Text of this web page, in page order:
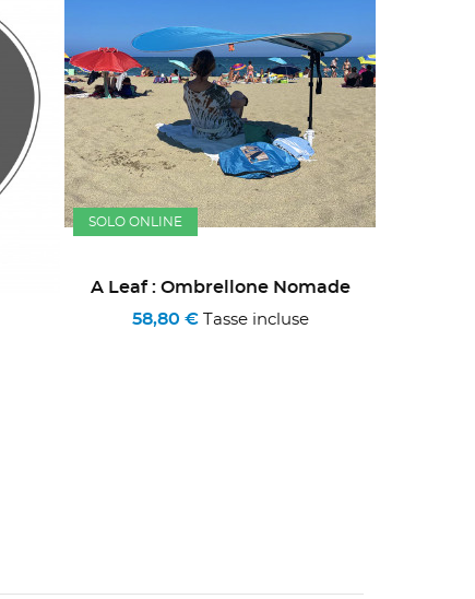
SOLO ONLINE
A Leaf : Ombrellone Nomade
58,80 €Tasse incluse